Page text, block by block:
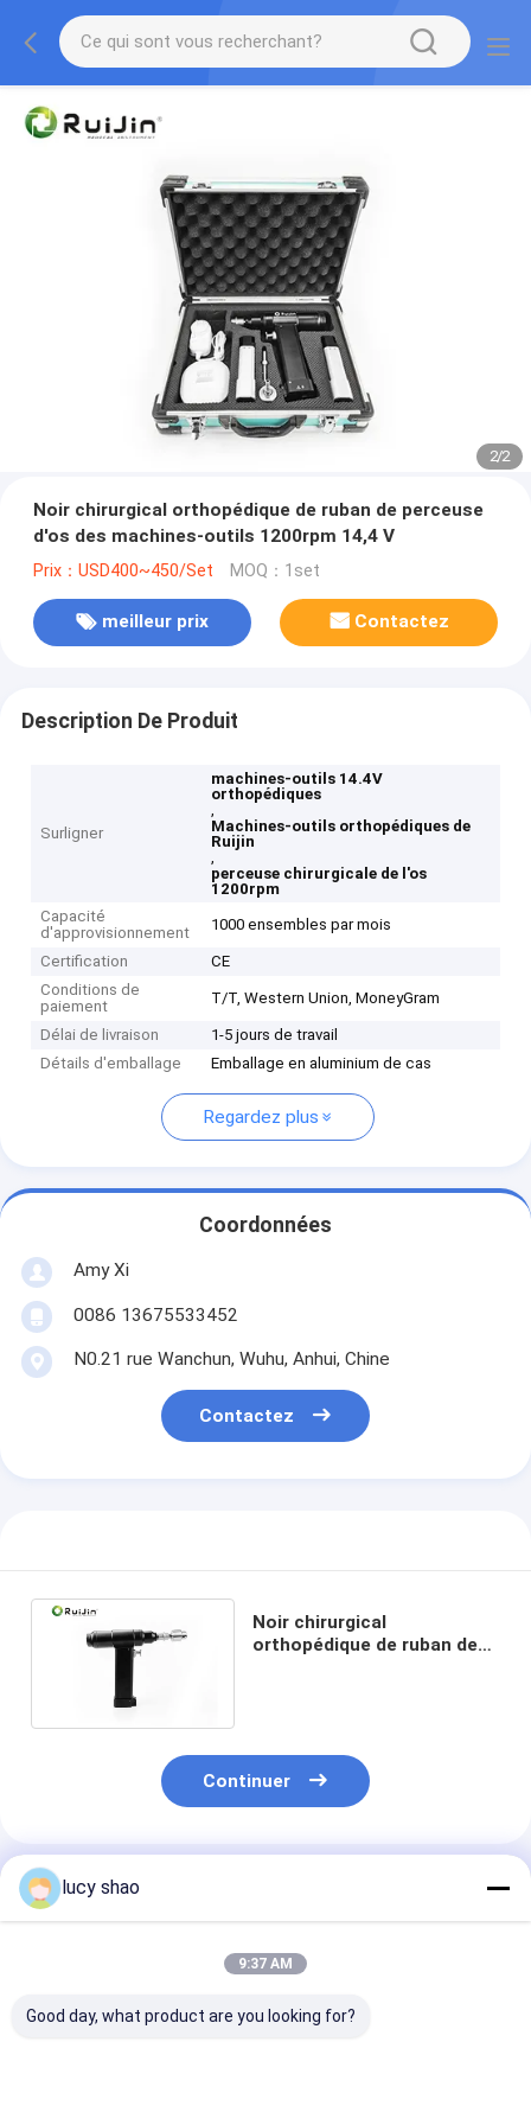
2/2
Noir chirurgical orthopédique de ruban de perceuse
d'os des machines-outils 1200rpm 14,4 V
Prix：USD400~450/Set MOQ：1set
meilleur prix Contactez
Description De Produit
Surligner
machines-outils 14.4V
orthopédiques
,
Machines-outils orthopédiques de
Ruijin
,
perceuse chirurgicale de l'os
1200rpm
Capacité
d'approvisionnement
1000 ensembles par mois
Certification
CE
Conditions de
paiement
T/T, Western Union, MoneyGram
Délai de livraison
1-5 jours de travail
Détails d'emballage
Emballage en aluminium de cas
Regardez plus
Coordonnées
Amy Xi
0086 13675533452
N0.21 rue Wanchun, Wuhu, Anhui, Chine
Contactez
Noir chirurgical
orthopédique de ruban de
Continuer
Produits Recommandés
lucy shao
9:37 AM
Good day, what product are you looking for?